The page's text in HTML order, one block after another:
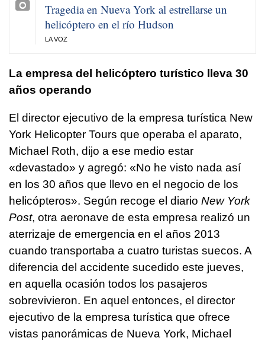
Tragedia en Nueva York al estrellarse un
helicóptero en el río Hudson
LA VOZ
La empresa del helicóptero turístico lleva 30
años operando
El director ejecutivo de la empresa turística New
York Helicopter Tours que operaba el aparato,
Michael Roth, dijo a ese medio estar
«devastado» y agregó: «No he visto nada así
en los 30 años que llevo en el negocio de los
helicópteros». Según recoge el diario New York
Post, otra aeronave de esta empresa realizó un
aterrizaje de emergencia en el años 2013
cuando transportaba a cuatro turistas suecos. A
diferencia del accidente sucedido este jueves,
en aquella ocasión todos los pasajeros
sobrevivieron. En aquel entonces, el director
ejecutivo de la empresa turística que ofrece
vistas panorámicas de Nueva York, Michael